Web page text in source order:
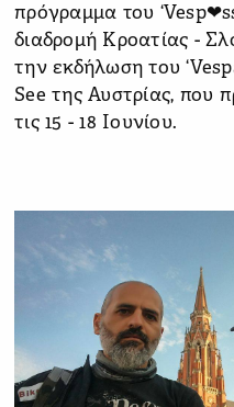
πρόγραμμα του
διαδρομή Κροατίας -
την εκδήλωση του
See της Αυστρίας, που
τις 15 - 18 Ιουνίου.